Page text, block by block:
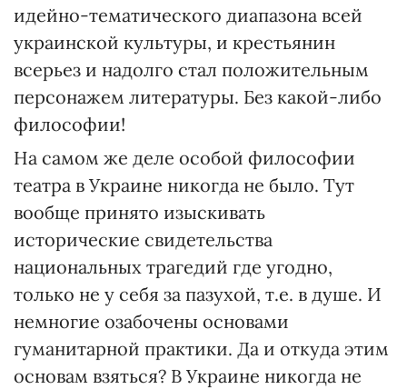
идейно-тематического диапазона всей
украинской культуры, и крестьянин
всерьез и надолго стал положительным
персонажем литературы. Без какой-либо
философии!
На самом же деле особой философии
театра в Украине никогда не было. Тут
вообще принято изыскивать
исторические свидетельства
национальных трагедий где угодно,
только не у себя за пазухой, т.е. в душе. И
немногие озабочены основами
гуманитарной практики. Да и откуда этим
основам взяться? В Украине никогда не